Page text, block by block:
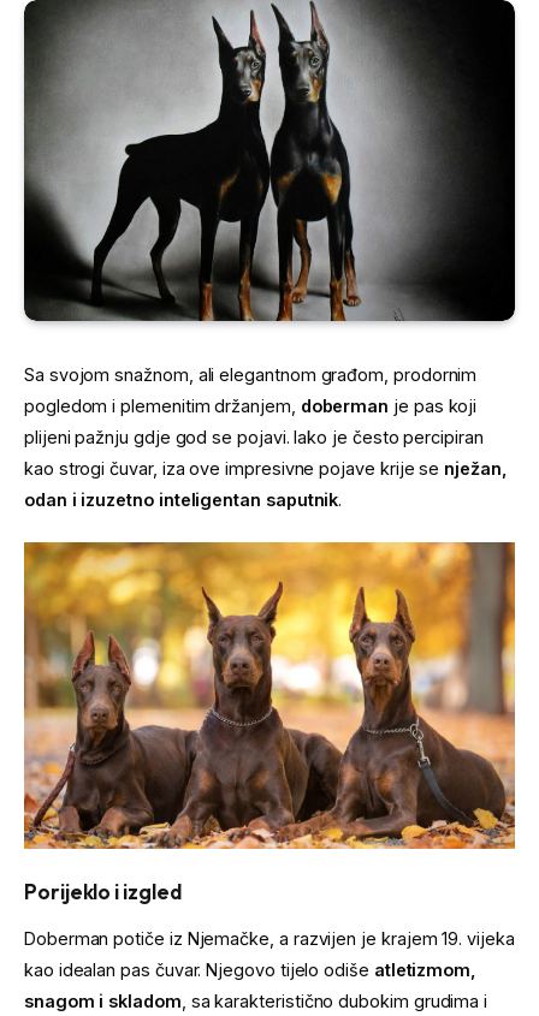
Sa svojom snažnom, ali elegantnom građom, prodornim
pogledom i plemenitim držanjem, doberman je pas koji
plijeni pažnju gdje god se pojavi. Iako je često percipiran
kao strogi čuvar, iza ove impresivne pojave krije se nježan,
odan i izuzetno inteligentan saputnik.
Porijeklo i izgled
Doberman potiče iz Njemačke, a razvijen je krajem 19. vijeka
kao idealan pas čuvar. Njegovo tijelo odiše atletizmom,
snagom i skladom , sa karakteristično dubokim grudima i